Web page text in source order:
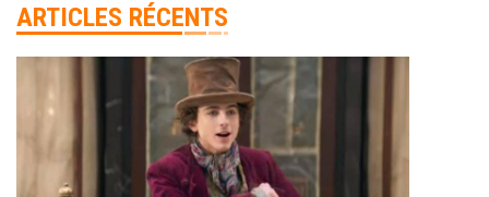
ARTICLES RÉCENTS